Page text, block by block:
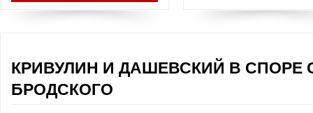
КРИВУЛИН И ДАШЕВСКИЙ В СПОРЕ
БРОДСКОГО